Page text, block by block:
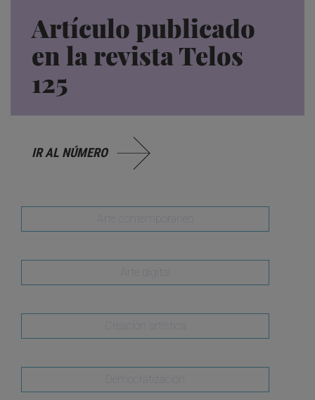
Artículo publicado
en la revista Telos
125
IR AL NÚMERO
Arte contemporáneo
Arte digital
Creación artística
Democratización